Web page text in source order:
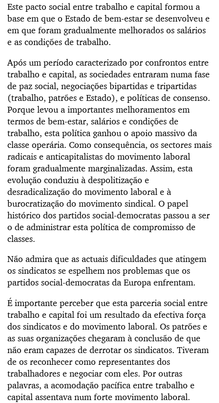
Este pacto social entre trabalho e capital formou a
base em que o Estado de bem-estar se desenvolveu e
em que foram gradualmente melhorados os salários
e as condições de trabalho.
Após um período caracterizado por confrontos entre
trabalho e capital, as sociedades entraram numa fase
de paz social, negociações bipartidas e tripartidas
(trabalho, patrões e Estado), e políticas de consenso.
Porque levou a importantes melhoramentos em
termos de bem-estar, salários e condições de
trabalho, esta política ganhou o apoio massivo da
classe operária. Como consequência, os sectores mais
radicais e anticapitalistas do movimento laboral
foram gradualmente marginalizadas. Assim, esta
evolução conduziu à despolitização e
desradicalização do movimento laboral e à
burocratização do movimento sindical. O papel
histórico dos partidos social-democratas passou a ser
o de administrar esta política de compromisso de
classes.
Não admira que as actuais dificuldades que atingem
os sindicatos se espelhem nos problemas que os
partidos social-democratas da Europa enfrentam.
É importante perceber que esta parceria social entre
trabalho e capital foi um resultado da efectiva força
dos sindicatos e do movimento laboral. Os patrões e
as suas organizações chegaram à conclusão de que
não eram capazes de derrotar os sindicatos. Tiveram
de os reconhecer como representantes dos
trabalhadores e negociar com eles. Por outras
palavras, a acomodação pacífica entre trabalho e
capital assentava num forte movimento laboral.